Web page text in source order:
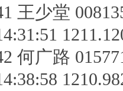
王少堂
何广路